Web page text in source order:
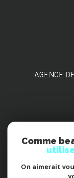
AGENCE
Comme
On aimerait